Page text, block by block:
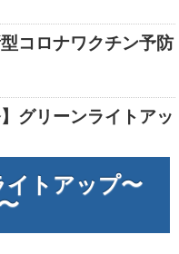
コロナワクチン予防
グリーンライトアッ
イトアップ〜